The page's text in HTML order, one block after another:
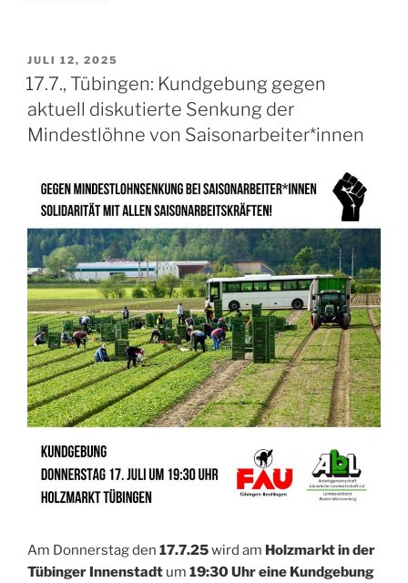
VERÖFFENTLICHT
AM
JULI 12, 2025
17.7., Tübingen: Kundgebung gegen
aktuell diskutierte Senkung der
Mindestlöhne von Saisonarbeiter*innen
Am Donnerstag den 17.7.25wird am Holzmarkt in der
Tübinger Innenstadt um 19:30 Uhr eine Kundgebung